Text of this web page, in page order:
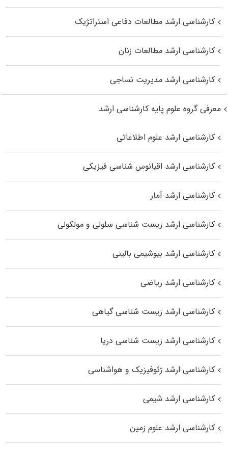
کارشناسی ارشد مطالعات دفاعی استراتژیک
کارشناسی ارشد مطالعات زنان
کارشناسی ارشد مدیریت نساجی
معرفی گروه علوم پایه کارشناسی ارشد
کارشناسی ارشد علوم اطلاعاتی
کارشناسی ارشد اقیانوس‌ شناسی فیزیکی
کارشناسی ارشد آمار
کارشناسی ارشد زیست شناسی سلولی و مولکولی
کارشناسی ارشد بیوشیمی بالینی
کارشناسی ارشد ریاضی
کارشناسی ارشد زیست‌ شناسی گیاهی
کارشناسی ارشد زیست‌ شناسی دریا
کارشناسی ارشد ژئوفیزیک و هواشناسی
کارشناسی ارشد شیمی
کارشناسی ارشد علوم زمین